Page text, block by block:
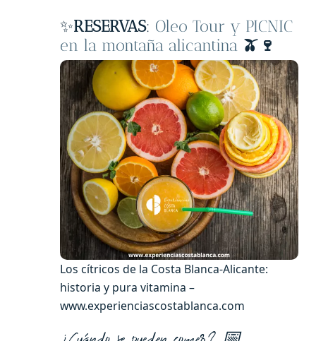
✨RESERVAS: Oleo Tour y PICNIC
en la montaña alicantina 🫒🍷
Los cítricos de la Costa Blanca-Alicante:
historia y pura vitamina –
www.experienciascostablanca.com